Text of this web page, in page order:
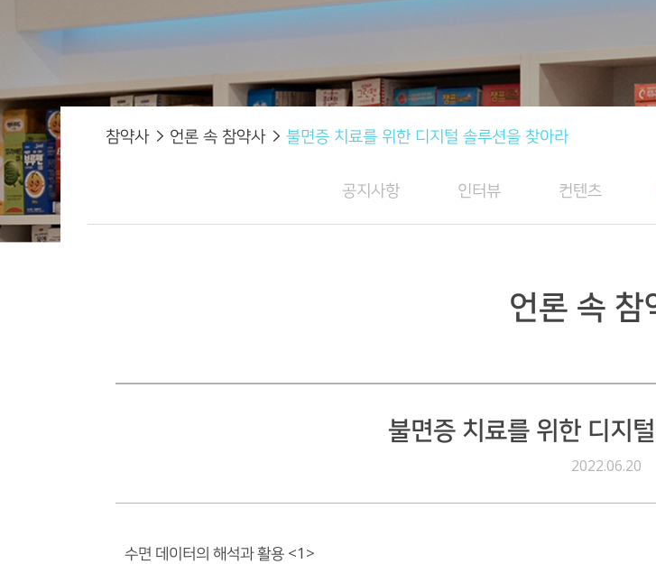
참약사 언론 속 참약사 불면증 치료를 위한 디지털 솔루션을 찾아라
공지사항 인터뷰 컨텐츠
언론 속 참
불면증 치료를 위한 디지
2022.06.20
수면 데이터의 해석과 활용 <1>